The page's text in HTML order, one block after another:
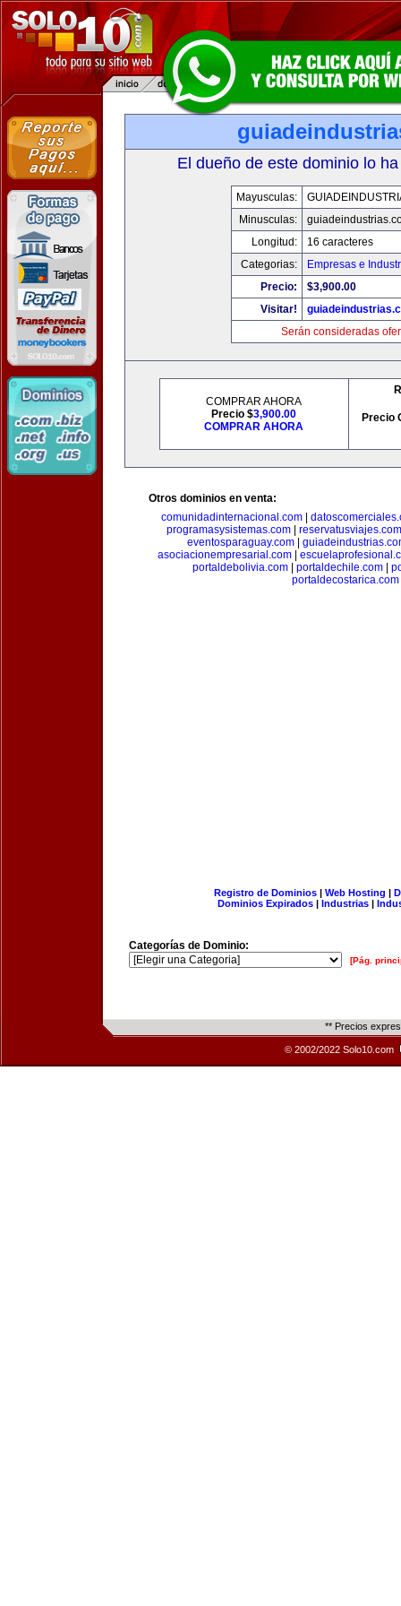
El dueño de este dominio lo
Mayusculas:
Minusculas:
Longitud:
16 caracteres
Categorias:
Empresas e
Precio:
$3,900.00
Visitar!
Serán consideradas
COMPRAR AHORA
Precio $3,900.00
COMPRAR AHORA
Precio
Otros dominios en venta:
comunidadinternacional.com
programasysistemas.com
reservatusviajes.com
eventosparaguay.com
asociacionempresarial.com|
portaldebolivia.com| portaldechile.com|
portaldecostarica.com
Registro de Dominios| Web Hosting |
Dominios Expirados | Industrias |
Categorías de Dominio:
[Pág.
** Precios
© 2002/2022 Solo10.com